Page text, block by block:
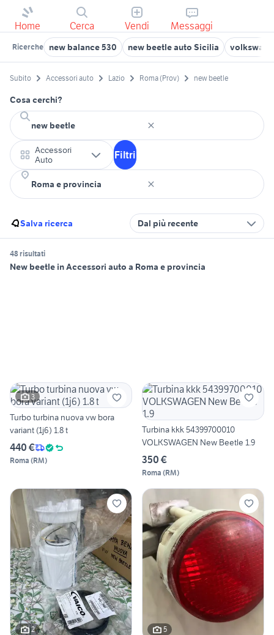
Home Cerca Vendi Messaggi
Ricerche new balance 530 new beetle auto Sicilia
Subito Accessori auto Lazio Roma (Prov) new beetle
Cosa cerchi?
Accessori
Auto
Filtri
Salva ricerca Dal più recente
48 risultati
New beetle in Accessori auto a Roma e provincia
3
Turbo turbina nuova vw bora
variant (1j6) 1.8 t
440 €
Roma (RM)
Turbina kkk 54399700010
VOLKSWAGEN New Beetle 1.9
350 €
Roma (RM)
2 5